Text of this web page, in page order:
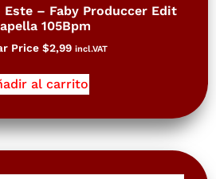
– Faby Produccer Edit
105Bpm
Price $2,99 incl.VAT
al carrito